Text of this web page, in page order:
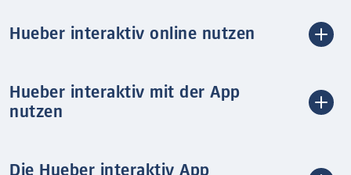
Hueber interaktiv online nutzen
Hueber interaktiv mit der App
nutzen
Die Hueber interaktiv App